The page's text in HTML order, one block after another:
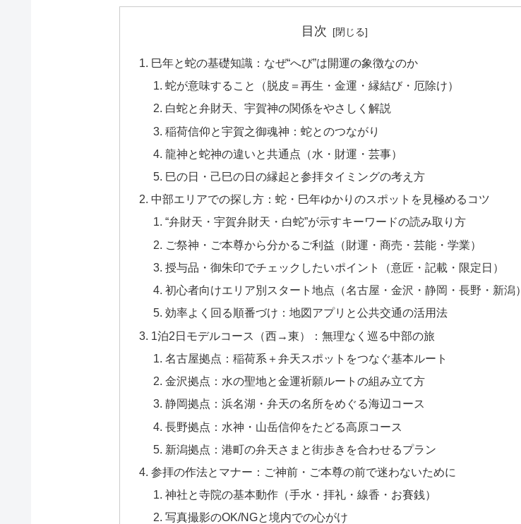
目次
巳年と蛇の基礎知識：なぜ“へび”は開運の象徴なのか
蛇が意味すること（脱皮＝再生・金運・縁結び・厄除け）
白蛇と弁財天、宇賀神の関係をやさしく解説
稲荷信仰と宇賀之御魂神：蛇とのつながり
龍神と蛇神の違いと共通点（水・財運・芸事）
巳の日・己巳の日の縁起と参拝タイミングの考え方
中部エリアでの探し方：蛇・巳年ゆかりのスポットを見極めるコツ
“弁財天・宇賀弁財天・白蛇”が示すキーワードの読み取り方
ご祭神・ご本尊から分かるご利益（財運・商売・芸能・学業）
授与品・御朱印でチェックしたいポイント（意匠・記載・限定日）
初心者向けエリア別スタート地点（名古屋・金沢・静岡・長野・新潟）
効率よく回る順番づけ：地図アプリと公共交通の活用法
1泊2日モデルコース（西→東）：無理なく巡る中部の旅
名古屋拠点：稲荷系＋弁天スポットをつなぐ基本ルート
金沢拠点：水の聖地と金運祈願ルートの組み立て方
静岡拠点：浜名湖・弁天の名所をめぐる海辺コース
長野拠点：水神・山岳信仰をたどる高原コース
新潟拠点：港町の弁天さまと街歩きを合わせるプラン
参拝の作法とマナー：ご神前・ご本尊の前で迷わないために
神社と寺院の基本動作（手水・拝礼・線香・お賽銭）
写真撮影のOK/NGと境内での心がけ